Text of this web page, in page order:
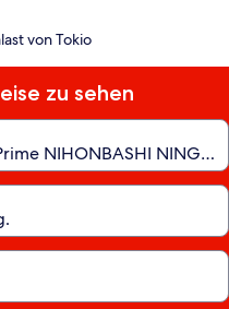
von Tokio
zu sehen